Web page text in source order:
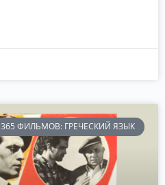
365 ФИЛЬМОВ: ГРЕЧЕСКИЙ ЯЗЫК